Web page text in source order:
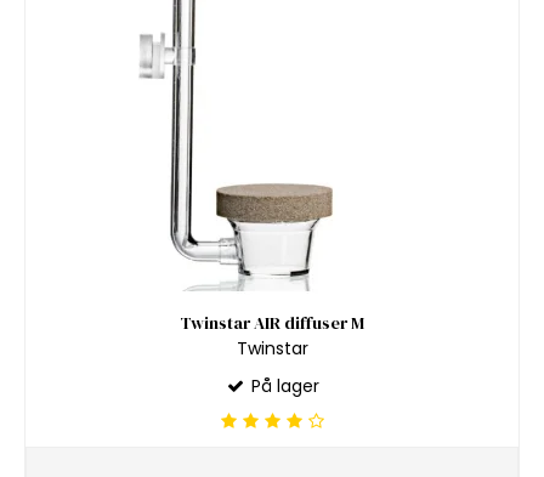
Twinstar AIR diffuser M
Twinstar
På lager